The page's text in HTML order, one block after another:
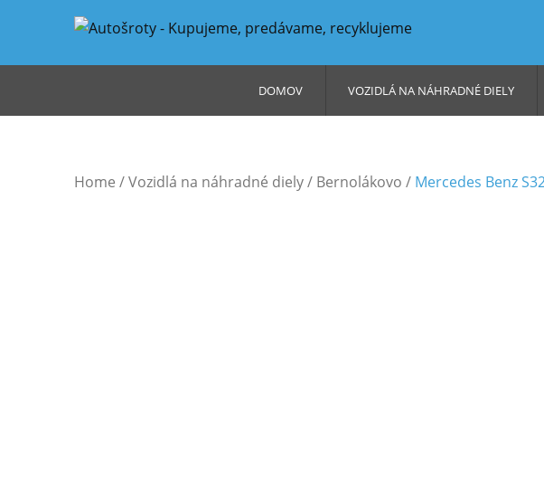
DOMOV VOZIDLÁ NA NÁHRADNÉ DIELY
Home /Vozidlá na náhradné diely/ Bernolákovo / Mercedes Benz